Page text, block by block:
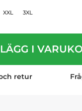
XXL 3XL
LÄGG I
retur